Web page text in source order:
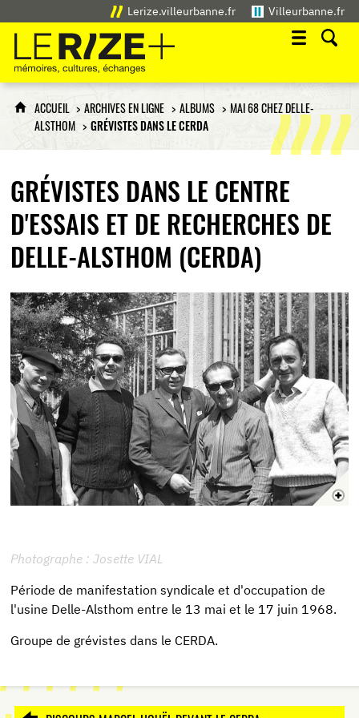
Lerize.villeurbanne.fr Villeurbanne.fr
Le Rize+
mémoires, cultures, échanges
ACCUEIL ARCHIVES EN LIGNE ALBUMS
MAI 68 CHEZ DELLE-
ALSTHOM
GRÉVISTES DANS LE CERDA
GRÉVISTES DANS LE CENTRE
D'ESSAIS ET DE RECHERCHES DE
DELLE-ALSTHOM (CERDA)
Photographe : Josette VIAL
Période de manifestation syndicale et d'occupation de
l'usine Delle-Alsthom entre le 13 mai et le 17 juin 1968.
Groupe de grévistes dans le CERDA.